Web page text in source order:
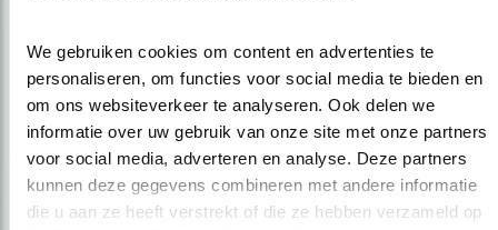
We gebruiken cookies om content en advertenties te
personaliseren, om functies voor social media te bieden en
om ons websiteverkeer te analyseren. Ook delen we
informatie over uw gebruik van onze site met onze partners
voor social media, adverteren en analyse. Deze partners
kunnen deze gegevens combineren met andere informatie
die u aan ze heeft verstrekt of die ze hebben verzameld op
Op de hoogte blijven?
Meld je aan en ontvang nieuws, inspiratie, acties en tips
over vogels en activiteiten van Vogelbescherming.
AANMELDEN VOGELNIEUWS